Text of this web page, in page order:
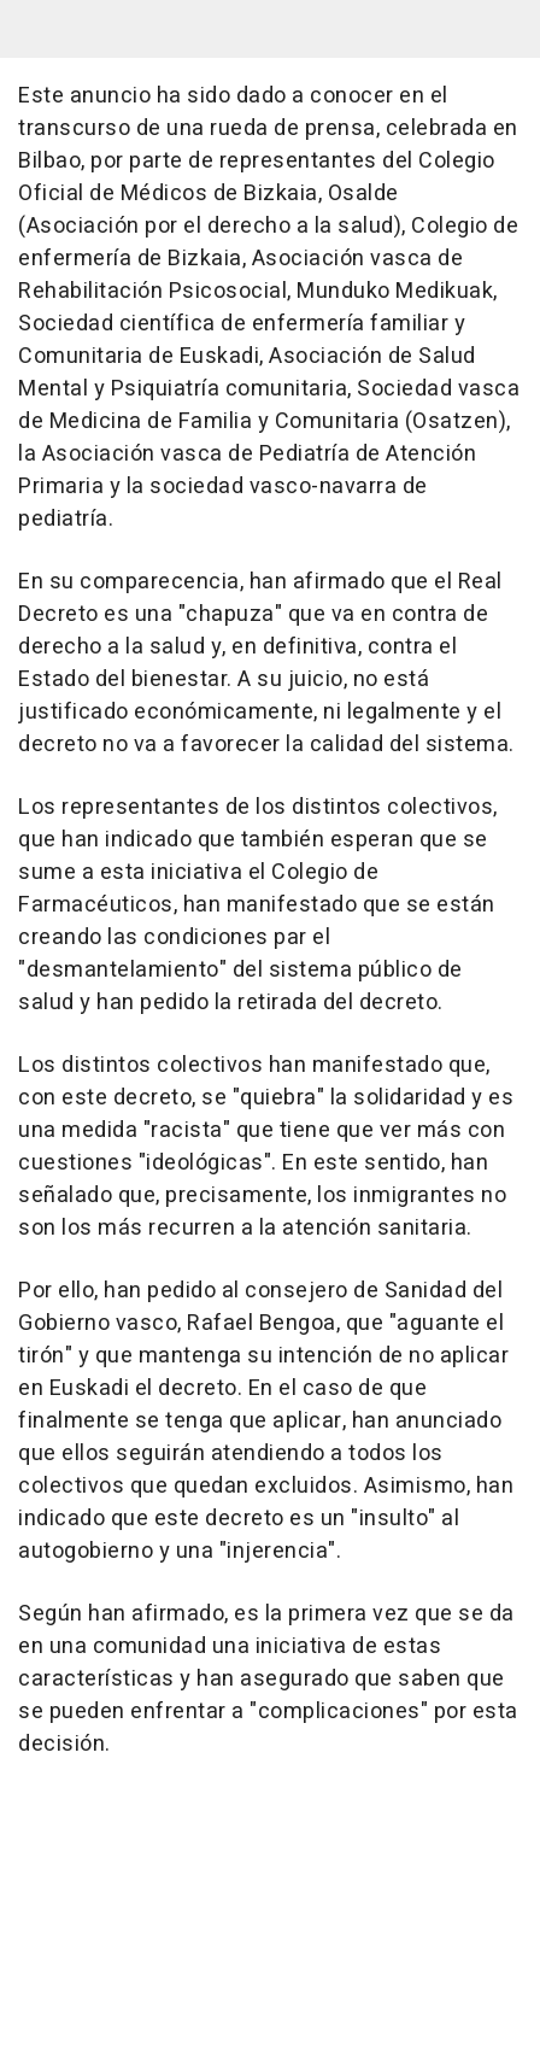
Este anuncio ha sido dado a conocer en el
transcurso de una rueda de prensa, celebrada en
Bilbao, por parte de representantes del Colegio
Oficial de Médicos de Bizkaia, Osalde
(Asociación por el derecho a la salud), Colegio de
enfermería de Bizkaia, Asociación vasca de
Rehabilitación Psicosocial, Munduko Medikuak,
Sociedad científica de enfermería familiar y
Comunitaria de Euskadi, Asociación de Salud
Mental y Psiquiatría comunitaria, Sociedad vasca
de Medicina de Familia y Comunitaria (Osatzen),
la Asociación vasca de Pediatría de Atención
Primaria y la sociedad vasco-navarra de
pediatría.
En su comparecencia, han afirmado que el Real
Decreto es una "chapuza" que va en contra de
derecho a la salud y, en definitiva, contra el
Estado del bienestar. A su juicio, no está
justificado económicamente, ni legalmente y el
decreto no va a favorecer la calidad del sistema.
Los representantes de los distintos colectivos,
que han indicado que también esperan que se
sume a esta iniciativa el Colegio de
Farmacéuticos, han manifestado que se están
creando las condiciones par el
"desmantelamiento" del sistema público de
salud y han pedido la retirada del decreto.
Los distintos colectivos han manifestado que,
con este decreto, se "quiebra" la solidaridad y es
una medida "racista" que tiene que ver más con
cuestiones "ideológicas". En este sentido, han
señalado que, precisamente, los inmigrantes no
son los más recurren a la atención sanitaria.
Por ello, han pedido al consejero de Sanidad del
Gobierno vasco, Rafael Bengoa, que "aguante el
tirón" y que mantenga su intención de no aplicar
en Euskadi el decreto. En el caso de que
finalmente se tenga que aplicar, han anunciado
que ellos seguirán atendiendo a todos los
colectivos que quedan excluidos. Asimismo, han
indicado que este decreto es un "insulto" al
autogobierno y una "injerencia".
Según han afirmado, es la primera vez que se da
en una comunidad una iniciativa de estas
características y han asegurado que saben que
se pueden enfrentar a "complicaciones" por esta
decisión.